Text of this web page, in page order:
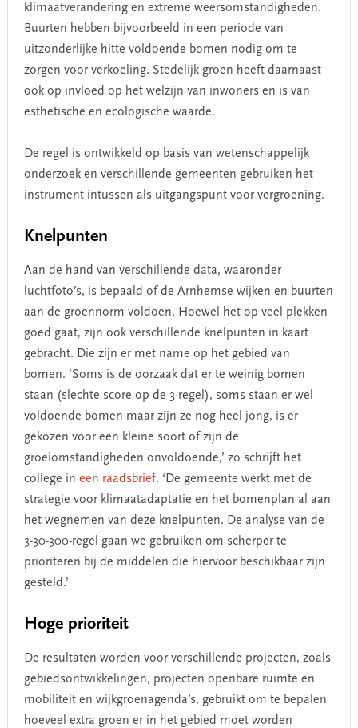
klimaatverandering en extreme weersomstandigheden.
Buurten hebben bijvoorbeeld in een periode van
uitzonderlijke hitte voldoende bomen nodig om te
zorgen voor verkoeling. Stedelijk groen heeft daarnaast
ook op invloed op het welzijn van inwoners en is van
esthetische en ecologische waarde.
De regel is ontwikkeld op basis van wetenschappelijk
onderzoek en verschillende gemeenten gebruiken het
instrument intussen als uitgangspunt voor vergroening.
Knelpunten
Aan de hand van verschillende data, waaronder
luchtfoto’s, is bepaald of de Arnhemse wijken en buurten
aan de groennorm voldoen. Hoewel het op veel plekken
goed gaat, zijn ook verschillende knelpunten in kaart
gebracht. Die zijn er met name op het gebied van
bomen. ‘Soms is de oorzaak dat er te weinig bomen
staan (slechte score op de 3-regel), soms staan er wel
voldoende bomen maar zijn ze nog heel jong, is er
gekozen voor een kleine soort of zijn de
groeiomstandigheden onvoldoende,’ zo schrijft het
college in een raadsbrief. ‘De gemeente werkt met de
strategie voor klimaatadaptatie en het bomenplan al aan
het wegnemen van deze knelpunten. De analyse van de
3-30-300-regel gaan we gebruiken om scherper te
prioriteren bij de middelen die hiervoor beschikbaar zijn
gesteld.’
Hoge prioriteit
De resultaten worden voor verschillende projecten, zoals
gebiedsontwikkelingen, projecten openbare ruimte en
mobiliteit en wijkgroenagenda’s, gebruikt om te bepalen
hoeveel extra groen er in het gebied moet worden